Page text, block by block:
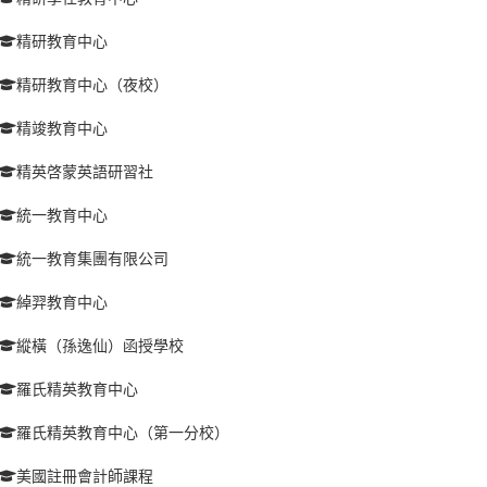
精研教育中心
精研教育中心（夜校）
精竣教育中心
精英啓蒙英語研習社
統一教育中心
統一教育集團有限公司
綽羿教育中心
縱橫（孫逸仙）函授學校
羅氏精英教育中心
羅氏精英教育中心（第一分校）
美國註冊會計師課程